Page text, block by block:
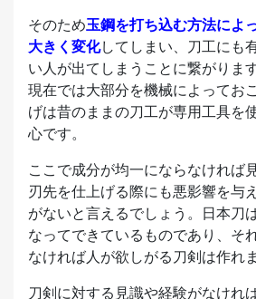
そのため玉鋼を打ち込む方法によ
大きく変化してしまい、刀工にも
い人が出てしまうことに繋がりま
現在では大部分を機械によってお
げは昔のままの刀工が専用工具を
心です。
ここで成分が均一にならなければ
刃先を仕上げる際にも悪影響を与
がないと言えるでしょう。日本刀
なってできているものであり、そ
なければ人が欲しがる刀剣は作れま
刀剣に対する見識や経験がなけれ